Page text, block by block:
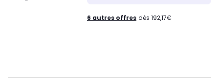
6 autres offres dès 192,17€